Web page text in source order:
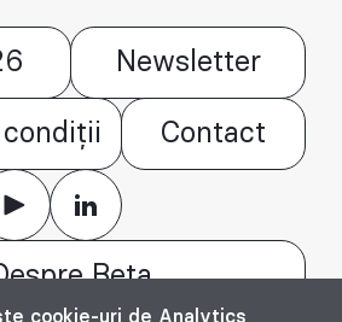
cookie-uri de Analytics
Newsletter
condiții Contact
Beta